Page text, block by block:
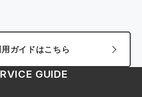
用ガイドはこちら
GUIDE